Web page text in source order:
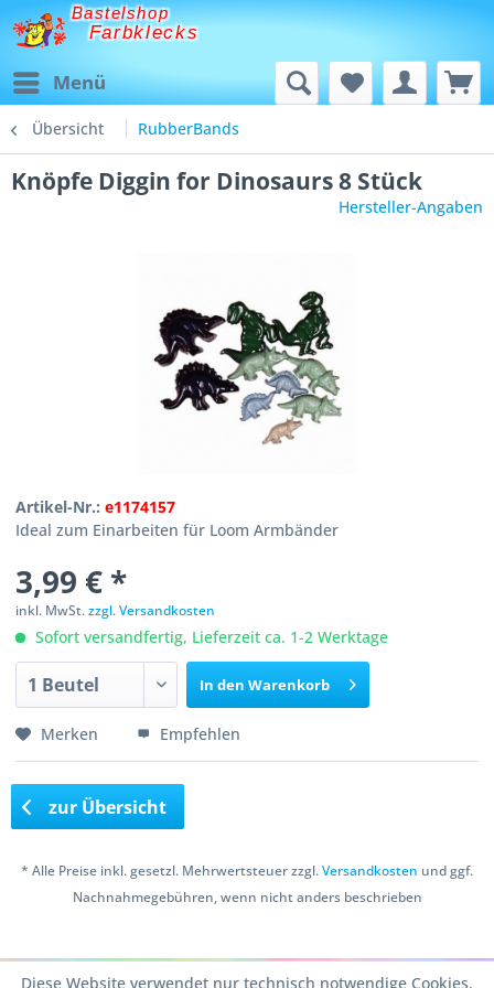
Bastelshop
Farbklecks
Menü
Übersicht RubberBands
Knöpfe Diggin for Dinosaurs 8 Stück
Hersteller-Angaben
Artikel-Nr.:e1174157
Ideal zum Einarbeiten für Loom Armbänder
3,99 € *
inkl. MwSt.zzgl. Versandkosten
Sofort versandfertig, Lieferzeit ca. 1-2 Werktage
In den Warenkorb
Merken Empfehlen
zur Übersicht
* Alle Preise inkl. gesetzl. Mehrwertsteuer zzgl.Versandkosten und ggf.
Nachnahmegebühren, wenn nicht anders beschrieben
Diese Website verwendet nur technisch notwendige Cookies.